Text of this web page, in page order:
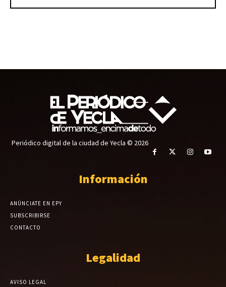
Periódico digital de la ciudad de Yecla © 2026
Información
ANÚNCIATE EN EPY
SUBSCRIBIRSE
CONTACTO
Legalidad
AVISO LEGAL